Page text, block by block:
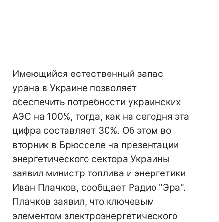
Имеющийся естественный запас
урана в Украине позволяет
обеспечить потребности украинских
АЭС на 100%, тогда, как на сегодня эта
цифра составляет 30%. Об этом во
вторник в Брюсселе на презентации
энергетического сектора Украины
заявил министр топлива и энергетики
Иван Плачков, сообщает Радио "Эра".
Плачков заявил, что ключевым
элементом электроэнергетического